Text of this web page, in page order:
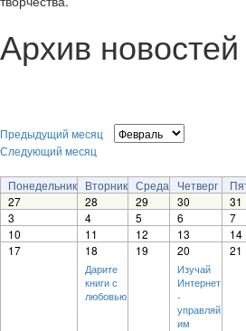
Архив новостей
Предыдущий месяц
Следующий месяц
Понедельник Вторник Среда Четверг
27
28 29 30 31
3
4 5 6 7
10
11 12 13 14
17
18
Дарите
книги с
любовью
19 20
Изучай
Интернет
-
управляй
им
21